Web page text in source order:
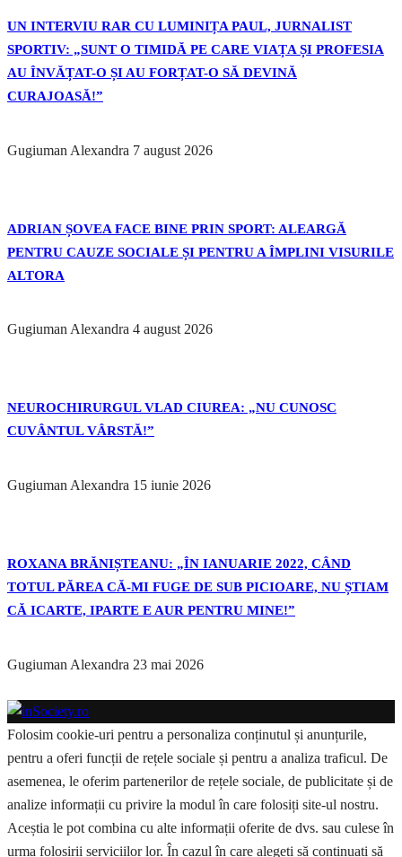
UN INTERVIU RAR CU LUMINIȚA PAUL, JURNALIST
SPORTIV: „SUNT O TIMIDĂ PE CARE VIAȚA ȘI PROFESIA
AU ÎNVĂȚAT-O ȘI AU FORȚAT-O SĂ DEVINĂ
CURAJOASĂ!”
Gugiuman Alexandra 7 august 2026
ADRIAN ȘOVEA FACE BINE PRIN SPORT: ALEARGĂ
PENTRU CAUZE SOCIALE ȘI PENTRU A ÎMPLINI VISURILE
ALTORA
Gugiuman Alexandra 4 august 2026
NEUROCHIRURGUL VLAD CIUREA: „NU CUNOSC
CUVÂNTUL VÂRSTĂ!”
Gugiuman Alexandra 15 iunie 2026
ROXANA BRĂNIȘTEANU: „ÎN IANUARIE 2022, CÂND
TOTUL PĂREA CĂ-MI FUGE DE SUB PICIOARE, NU ȘTIAM
CĂ ICARTE, IPARTE E AUR PENTRU MINE!”
Gugiuman Alexandra 23 mai 2026
Folosim cookie-uri pentru a personaliza conținutul și anunțurile,
pentru a oferi funcții de rețele sociale și pentru a analiza traficul. De
asemenea, le oferim partenerilor de rețele sociale, de publicitate și de
analize informații cu privire la modul în care folosiți site-ul nostru.
Aceștia le pot combina cu alte informații oferite de dvs. sau culese în
urma folosirii serviciilor lor. În cazul în care alegeți să continuați să